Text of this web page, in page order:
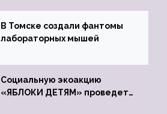
В Томске создали фантомы
лабораторных мышей
Социальную экоакцию
«ЯБЛОКИ ДЕТЯМ» проведет